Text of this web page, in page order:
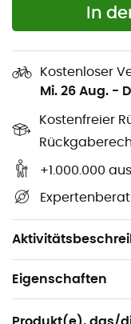
In
Kostenloser
Mi. 26 Aug. -
Kostenfreier
+1.000.000
Material:
Halterung für
3M-
Robustes, auf
Außenmaterial
100% aus
Gewicht: 45g
Eigenschaften
Geeignet für